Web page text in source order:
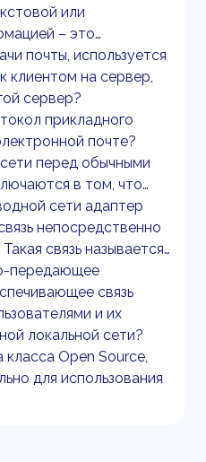
или
– это…
почты, используется
клиентом на сервер,
сервер?
прикладного
почте?
перед обычными
в том, что…
сети адаптер
непосредственно
связь называется…
передающее
связь
и их
локальной сети?
Open Source,
для использования